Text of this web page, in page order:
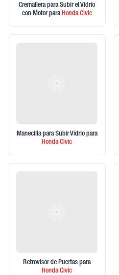
Cremallera para Subir el Vidrio
con Motor paraHondaCivic
Manecilla para Subir Vidrio para
HondaCivic
Retrovisor de Puertas para
HondaCivic